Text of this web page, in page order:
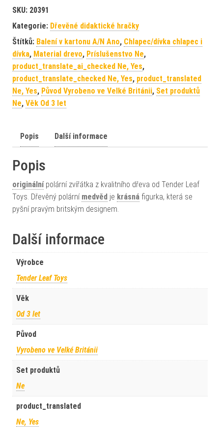
SKU: 20391
Kategorie: Dřevěné didaktické hračky
Štítků: Balení v kartonu A/N Ano, Chlapec/dívka chlapec i
dívka, Material drevo, Príslušenstvo Ne,
product_translate_ai_checked Ne, Yes,
product_translate_checked Ne, Yes, product_translated
Ne, Yes, Původ Vyrobeno ve Velké Británii, Set produktů
Ne, Věk Od 3 let
Popis Další informace
Popis
originálnípolární zvířátka z kvalitního dřeva od Tender Leaf
Toys. Dřevěný polární medvěd je krásná figurka, která se
pyšní pravým britským designem.
Další informace
Výrobce
Tender Leaf Toys
Věk
Od 3 let
Původ
Vyrobeno ve Velké Británii
Set produktů
Ne
product_translated
Ne, Yes